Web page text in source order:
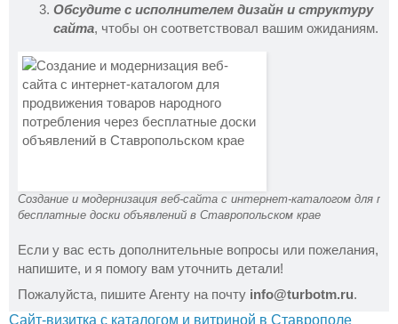
Обсудите с исполнителем дизайн и структуру
сайта, чтобы он соответствовал вашим ожиданиям.
Создание и модернизация веб-сайта с интернет-каталогом для
бесплатные доски объявлений в Ставропольском крае
Если у вас есть дополнительные вопросы или пожелания,
напишите, и я помогу вам уточнить детали!
Пожалуйста, пишите Агенту на почту info@turbotm.ru.
Сайт-визитка с каталогом и витриной в Ставрополе